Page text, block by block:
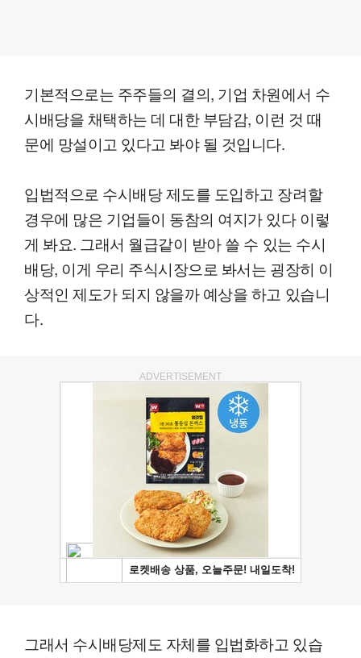
기본적으로는 주주들의 결의, 기업 차원에서 수
시배당을 채택하는 데 대한 부담감, 이런 것 때
문에 망설이고 있다고 봐야 될 것입니다.
입법적으로 수시배당 제도를 도입하고 장려할
경우에 많은 기업들이 동참의 여지가 있다 이렇
게 봐요. 그래서 월급같이 받아 쓸 수 있는 수시
배당, 이게 우리 주식시장으로 봐서는 굉장히 이
상적인 제도가 되지 않을까 예상을 하고 있습니
다.
ADVERTISEMENT
그래서 수시배당제도 자체를 입법화하고 있습